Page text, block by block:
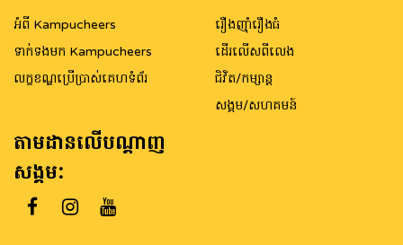
អំពី Kampucheers
ទាក់ទងមក Kampucheers
លក្ខខណ្ឌប្រើប្រាស់គេហទំព័រ
រឿងញ៉ាំរឿងធំ
ដើរលើសពីលេង
ជិវិត/កម្សាន្ត
សង្គម/សហគមន៍
តាមដានលើបណ្តាញ
សង្គម: